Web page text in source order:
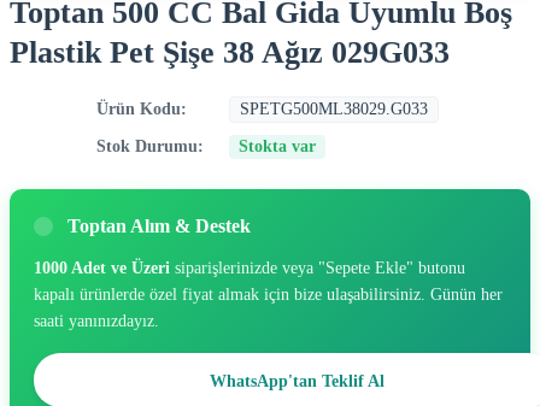
Toptan 500 CC Bal Gida Uyumlu Boş
Plastik Pet Şişe 38 Ağız 029G033
Ürün Kodu: SPETG500ML38029.G033
Stok Durumu: Stokta var
Toptan Alım & Destek
1000 Adet ve Üzeri siparişlerinizde veya "Sepete Ekle" butonu
kapalı ürünlerde özel fiyat almak için bize ulaşabilirsiniz. Günün her
saati yanınızdayız.
WhatsApp'tan Teklif Al